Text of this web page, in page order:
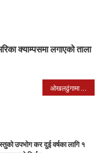
क्याम्पसमा लगाएको ताला
ओखलढुंगामा छोरी बलत्कारको आरोपमा बाबु पक्राउ
उपभोग कर दुई वर्षका लागि १